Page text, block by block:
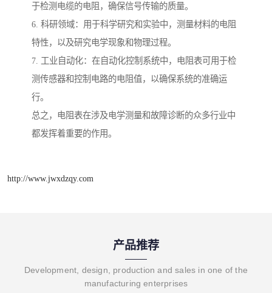
于检测电缆的电阻，确保信号传输的质量。
6. 科研领域：用于科学研究和实验中，测量材料的电阻
特性，以及研究电学现象和物理过程。
7. 工业自动化：在自动化控制系统中，电阻表可用于检
测传感器和控制电路的电阻值，以确保系统的准确运
行。
总之，电阻表在涉及电学测量和故障诊断的众多行业中
都发挥着重要的作用。
http://www.jwxdzqy.com
产品推荐
Development, design, production and sales in one of the
manufacturing enterprises